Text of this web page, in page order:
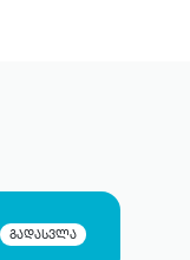
გადასვლა